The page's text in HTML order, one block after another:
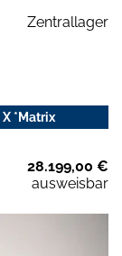
Zentrallager
X *Matrix
28.199,00 €
ausweisbar